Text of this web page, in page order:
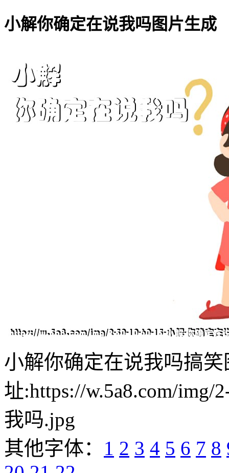
小解你确定在说我吗图片生成
小解你确定在说我吗搞笑
址:https://w.5a8.com/img/
我吗.jpg
其他字体： 1 2 3 4 5 6 7 8